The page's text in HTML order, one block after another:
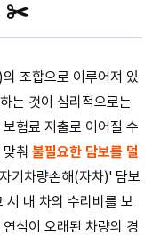
✂️
조합으로 이루어져 있
는 것이 심리적으로는
험료 지출로 이어질 수
춰 불필요한 담보를 덜
기차량손해(자차)' 담보
시 내 차의 수리비를 보
식이 오래된 차량의 경